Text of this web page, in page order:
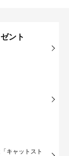
ント
キャットスト